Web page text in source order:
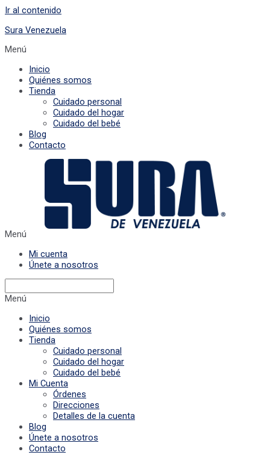
Ir al contenido
Sura Venezuela
Menú
Inicio
Quiénes somos
Tienda
Cuidado personal
Cuidado del hogar
Cuidado del bebé
Blog
Contacto
Menú
Mi cuenta
Únete a nosotros
Menú
Inicio
Quiénes somos
Tienda
Cuidado personal
Cuidado del hogar
Cuidado del bebé
Mi Cuenta
Órdenes
Direcciones
Detalles de la cuenta
Blog
Únete a nosotros
Contacto